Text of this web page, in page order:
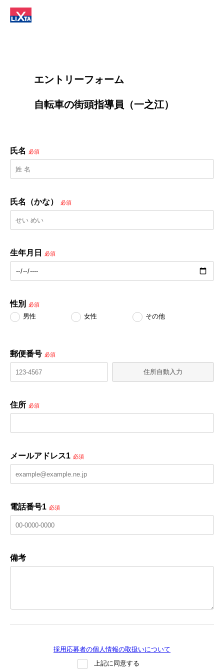
        エントリーフォーム
氏名 必須
氏名（かな） 必須
生年月日 必須
性別 必須
男性 女性 その他
郵便番号 必須
住所自動入力
住所 必須
メールアドレス1 必須
電話番号1 必須
備考
採用応募者の個人情報の取扱いについて
上記に同意する